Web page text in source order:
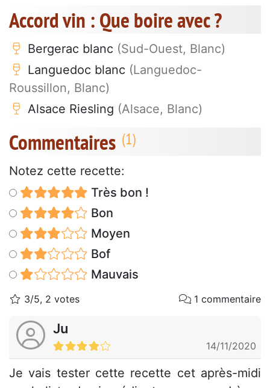
Accord vin : Que boire avec ?
Bergerac blanc (Sud-Ouest, Blanc)
Languedoc blanc (Languedoc-
Roussillon, Blanc)
Alsace Riesling (Alsace, Blanc)
Commentaires
Notez cette recette:
Très bon !
Bon
Moyen
Bof
Mauvais
3/5, 2 votes 1 commentaire
Ju
14/11/2020
Je vais tester cette recette cet après-midi